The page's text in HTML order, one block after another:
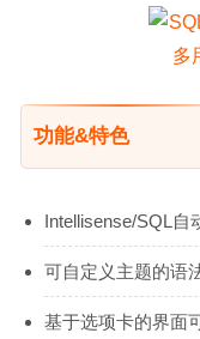
功能&特色
Intellisense/SQL自
可自定义主题的语
基于选项卡的界面